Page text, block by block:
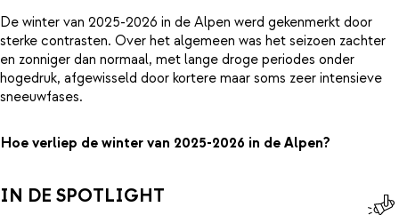
De winter van 2025-2026 in de Alpen werd gekenmerkt door
sterke contrasten. Over het algemeen was het seizoen zachter
en zonniger dan normaal, met lange droge periodes onder
hogedruk, afgewisseld door kortere maar soms zeer intensieve
sneeuwfases.
Hoe verliep de winter van 2025-2026 in de Alpen?
IN DE SPOTLIGHT